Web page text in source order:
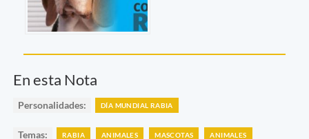
En esta Nota
Personalidades: DÍA MUNDIAL RABIA
Temas: RABIA ANIMALES MASCOTAS ANIMALES